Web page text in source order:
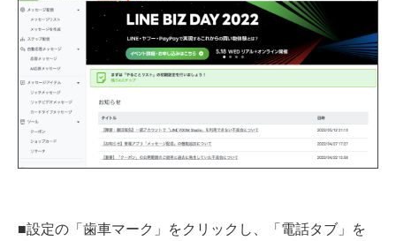
■設定の「歯車マーク」をクリックし、「電話タブ」を